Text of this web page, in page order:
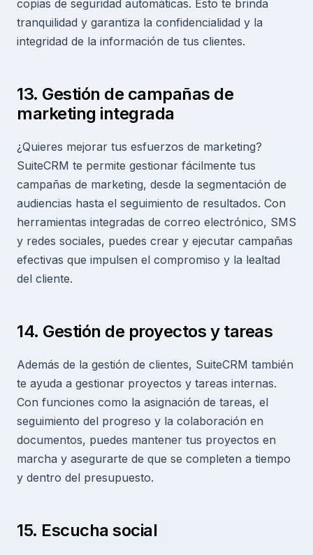
copias de seguridad automáticas. Esto te brinda
tranquilidad y garantiza la confidencialidad y la
integridad de la información de tus clientes.
13. Gestión de campañas de
marketing integrada
¿Quieres mejorar tus esfuerzos de marketing?
SuiteCRM te permite gestionar fácilmente tus
campañas de marketing, desde la segmentación de
audiencias hasta el seguimiento de resultados. Con
herramientas integradas de correo electrónico, SMS
y redes sociales, puedes crear y ejecutar campañas
efectivas que impulsen el compromiso y la lealtad
del cliente.
14. Gestión de proyectos y tareas
Además de la gestión de clientes, SuiteCRM también
te ayuda a gestionar proyectos y tareas internas.
Con funciones como la asignación de tareas, el
seguimiento del progreso y la colaboración en
documentos, puedes mantener tus proyectos en
marcha y asegurarte de que se completen a tiempo
y dentro del presupuesto.
15. Escucha social